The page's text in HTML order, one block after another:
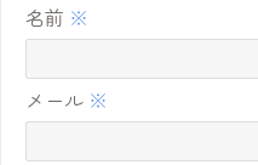
名前 ※
メール ※